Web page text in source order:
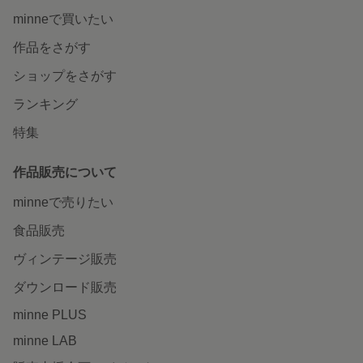
minneで買いたい
作品をさがす
ショップをさがす
ランキング
特集
作品販売について
minneで売りたい
食品販売
ヴィンテージ販売
ダウンロード販売
minne PLUS
minne LAB